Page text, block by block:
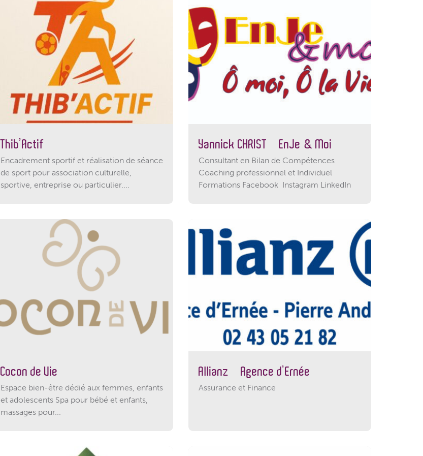
Thib’Actif
Encadrement sportif et réalisation de séance
de sport pour association culturelle,
sportive, entreprise ou particulier....
Yannick CHRIST – EnJe & Moi
Consultant en Bilan de Compétences
Coaching professionnel et Individuel
Formations Facebook Instagram LinkedIn
Cocon de Vie
Espace bien-être dédié aux femmes, enfants
et adolescents Spa pour bébé et enfants,
massages pour...
Allianz – Agence d’Ernée
Assurance et Finance